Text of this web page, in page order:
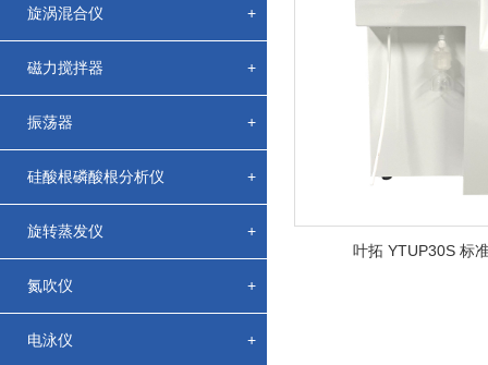
旋涡混合仪 +
磁力搅拌器 +
振荡器 +
硅酸根磷酸根分析仪 +
旋转蒸发仪 +
氮吹仪 +
电泳仪 +
叶拓 YTUP30S 标